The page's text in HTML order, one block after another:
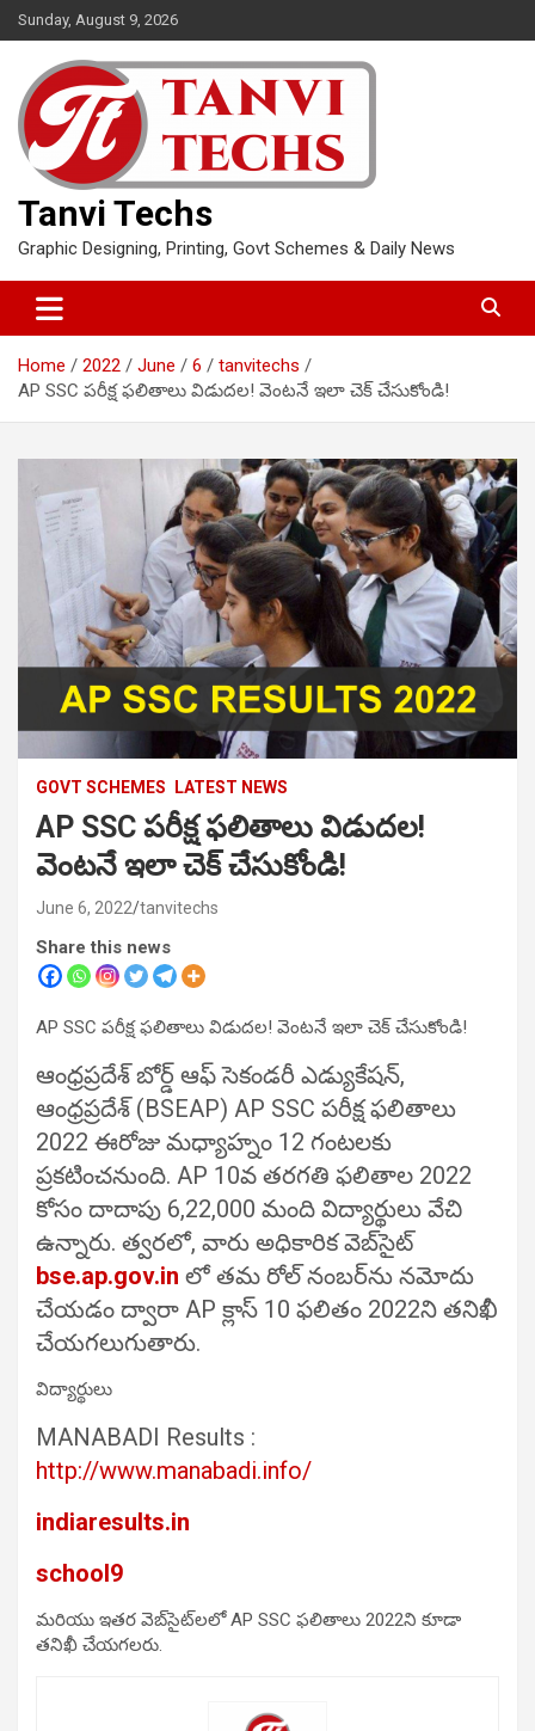
Skip
to
content
Sunday, August 9, 2026
Tanvi Techs
Graphic Designing, Printing, Govt Schemes & Daily News
Home 2022 June 6
tanvitechs
AP SSC పరీక్ష ఫలితాలు విడుదల! వెంటనే ఇలా చెక్ చేసుకోండి!
GOVT SCHEMES LATEST NEWS
AP SSC పరీక్ష ఫలితాలు విడుదల!
వెంటనే ఇలా చెక్ చేసుకోండి!
June 6, 2022 tanvitechs
Share this news
AP SSC పరీక్ష ఫలితాలు విడుదల! వెంటనే ఇలా చెక్ చేసుకోండి!
ఆంధ్రప్రదేశ్ బోర్డ్ ఆఫ్ సెకండరీ ఎడ్యుకేషన్,
ఆంధ్రప్రదేశ్ (BSEAP) AP SSC పరీక్ష ఫలితాలు
2022 ఈరోజు మధ్యాహ్నం 12 గంటలకు
ప్రకటించనుంది. AP 10వ తరగతి ఫలితాల 2022
కోసం దాదాపు 6,22,000 మంది విద్యార్థులు వేచి
ఉన్నారు. త్వరలో, వారు అధికారిక వెబ్‌సైట్
bse.ap.gov.in లో తమ రోల్ నంబర్‌ను నమోదు
చేయడం ద్వారా AP క్లాస్ 10 ఫలితం 2022ని తనిఖీ
చేయగలుగుతారు.
విద్యార్థులు
MANABADI Results :
http://www.manabadi.info/
indiaresults.in
school9
మరియు ఇతర వెబ్‌సైట్‌లలో AP SSC ఫలితాలు 2022ని కూడా
తనిఖీ చేయగలరు.